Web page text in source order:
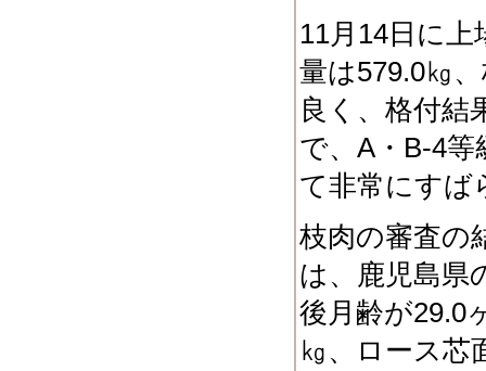
11月14日に
量は579.0㎏
良く、格付結
で、A・B-4
て非常にすば
枝肉の審査の
は、鹿児島県
後月齢が29.0
㎏、ロース芯